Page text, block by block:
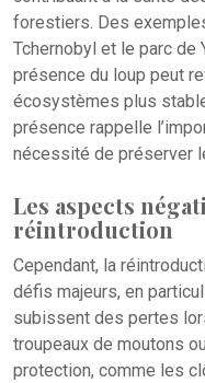
forestiers. Des
Tchernobyl et le parc de
présence du loup peut
écosystèmes plus
présence rappelle
nécessité de préserver
Les aspects
réintroduction
Cependant, la
défis majeurs, en
subissent des pertes
troupeaux de moutons
protection, comme les